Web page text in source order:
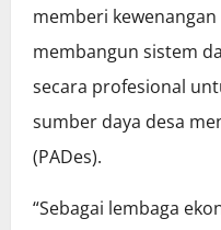
memberi
membangun sistem
secara profesional
sumber daya desa
(PADes).
“Sebagai lembaga